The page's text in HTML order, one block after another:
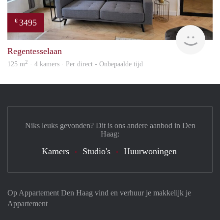
€ 3495
Regentesselaan
125 m2 · 4 kamers · Per direct - Onbepaalde tijd
Op Appartement Den Haag vind en verhuur je makkelijk je
Appartement
Niks leuks gevonden? Dit is ons andere aanbod in Den
Haag:
Kamers Studio's Huurwoningen